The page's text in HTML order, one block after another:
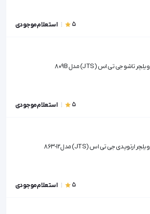
5 استعلام موجودی
ویلچر تاشو جی تی اس (JTS) مدل 809B
5 استعلام موجودی
ویلچر ارتوپدی جی تی اس (JTS) مدل12-863
5 استعلام موجودی